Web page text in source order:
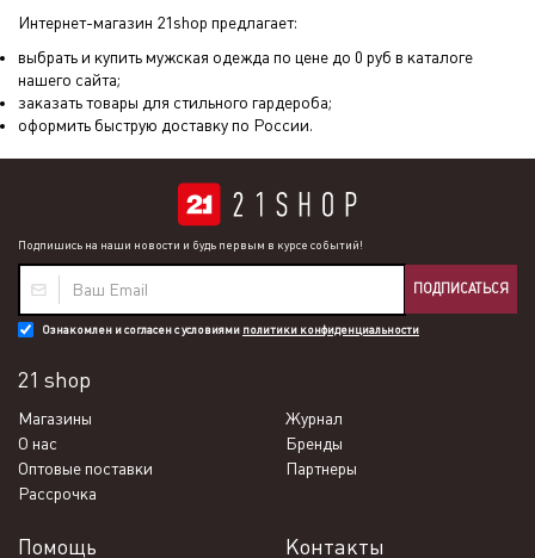
Интернет-магазин 21shop предлагает:
выбрать и купить мужская одежда по цене до 0 руб в каталоге
нашего сайта;
заказать товары для стильного гардероба;
оформить быструю доставку по России.
Подпишись на наши новости и будь первым в курсе событий!
ПОДПИСАТЬСЯ
Ознакомлен и согласен с условиями политики конфиденциальности
21 shop
Магазины
Журнал
О нас
Бренды
Оптовые поставки
Партнеры
Рассрочка
Помощь Контакты